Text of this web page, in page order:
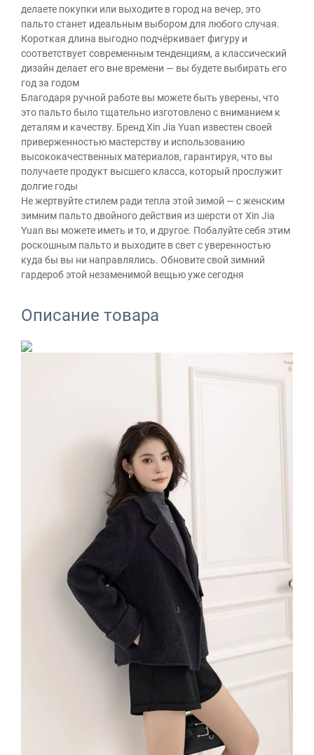
делаете покупки или выходите в город на вечер, это
пальто станет идеальным выбором для любого случая.
Короткая длина выгодно подчёркивает фигуру и
соответствует современным тенденциям, а классический
дизайн делает его вне времени — вы будете выбирать его
год за годом
Благодаря ручной работе вы можете быть уверены, что
это пальто было тщательно изготовлено с вниманием к
деталям и качеству. Бренд Xin Jia Yuan известен своей
приверженностью мастерству и использованию
высококачественных материалов, гарантируя, что вы
получаете продукт высшего класса, который прослужит
долгие годы
Не жертвуйте стилем ради тепла этой зимой — с женским
зимним пальто двойного действия из шерсти от Xin Jia
Yuan вы можете иметь и то, и другое. Побалуйте себя этим
роскошным пальто и выходите в свет с уверенностью
куда бы вы ни направлялись. Обновите свой зимний
гардероб этой незаменимой вещью уже сегодня
Описание товара